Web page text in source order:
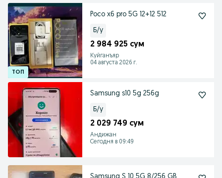
Poco x6 pro 5G 12+12 512
Б/у
2 984 925 сум
Куйганъяр
04 августа 2026 г.
Samsung s10 5g 256g
Б/у
2 029 749 сум
Андижан
Сегодня в 09:49